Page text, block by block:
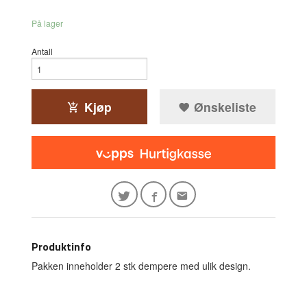
På lager
Antall
Kjøp Ønskeliste
Produktinfo
Pakken inneholder 2 stk dempere med ulik design.